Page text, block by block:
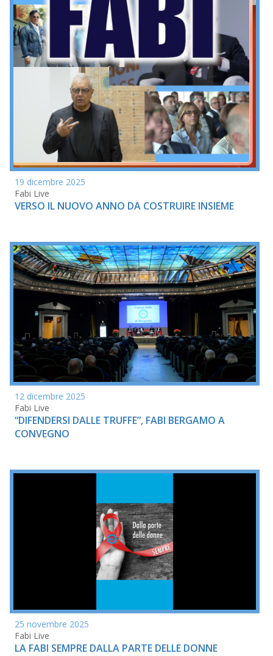
19 dicembre 2025
Fabi Live
VERSO IL NUOVO ANNO DA COSTRUIRE INSIEME
12 dicembre 2025
Fabi Live
“DIFENDERSI DALLE TRUFFE”, FABI BERGAMO A
CONVEGNO
25 novembre 2025
Fabi Live
LA FABI SEMPRE DALLA PARTE DELLE DONNE